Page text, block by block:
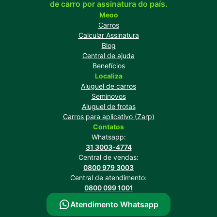
de carro por assinatura do país.
Meoo
Carros
Calcular Assinatura
Blog
Central de ajuda
Benefícios
Localiza
Aluguel de carros
Seminovos
Aluguel de frotas
Carros para aplicativo (Zarp)
Contatos
Atendimento Whatsapp
Whatsapp:
31 3003-4774
Central de vendas:
0800 979 3003
Central de atendimento:
0800 099 1001